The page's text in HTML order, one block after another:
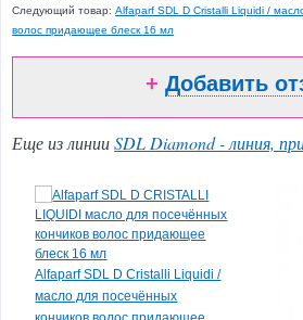
сертификаты
Парфюмерия
гамма
Расческа Tangle
Teezer Compact Styler
Shaun the Sheep
Следующий товар:Alfaparf SDL D Cristalli Liquidi /
волос придающее блеск 16 мл
+ Добавить
Еще из линииSDL Diamond - линия,
Alfaparf SDL D Cristalli Liquidi /
масло для посечённых